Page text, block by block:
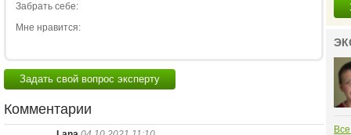
Забрать себе:
Мне нравится:
Задать свой вопрос эксперту
Комментарии